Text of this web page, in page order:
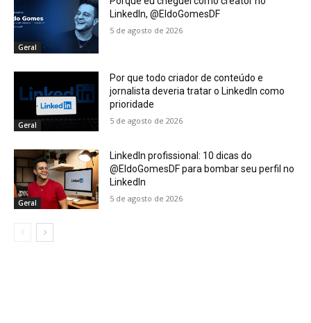
Geral
LinkedIn, @EldoGomesDF
5 de agosto de 2026
Geral
Por que todo criador de conteúdo e
jornalista deveria tratar o LinkedIn como
prioridade
5 de agosto de 2026
Geral
LinkedIn profissional: 10 dicas do
@EldoGomesDF para bombar seu perfil no
LinkedIn
5 de agosto de 2026